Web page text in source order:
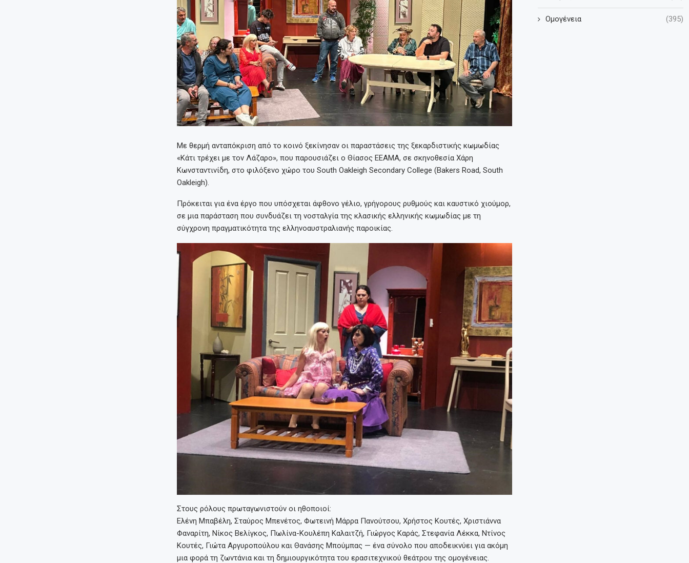
Με θερμή ανταπόκριση από το κοινό ξεκίνησαν οι παραστάσεις της ξεκαρδιστικής κωμωδίας
«Κάτι τρέχει με τον Λάζαρο», που παρουσιάζει ο Θίασος ΕΕΑΜΑ, σε σκηνοθεσία Χάρη
Κωνσταντινίδη, στο φιλόξενο χώρο του South Oakleigh Secondary College (Bakers Road, South
Oakleigh).
Πρόκειται για ένα έργο που υπόσχεται άφθονο γέλιο, γρήγορους ρυθμούς και καυστικό χιούμορ,
σε μια παράσταση που συνδυάζει τη νοσταλγία της κλασικής ελληνικής κωμωδίας με τη
σύγχρονη πραγματικότητα της ελληνοαυστραλιανής παροικίας.
Στους ρόλους πρωταγωνιστούν οι ηθοποιοί:
Ελένη Μπαβέλη, Σταύρος Μπενέτος, Φωτεινή Μάρρα Πανούτσου, Χρήστος Κουτές, Χριστιάννα
Φαναρίτη, Νίκος Βελίγκος, Πωλίνα-Κουλέπη Καλαιτζή, Γιώργος Καράς, Στεφανία Λέκκα, Ντίνος
Κουτές, Γιώτα Αργυροπούλου και Θανάσης Μπούμπας — ένα σύνολο που αποδεικνύει για ακόμη
μια φορά τη ζωντάνια και τη δημιουργικότητα του ερασιτεχνικού θεάτρου της ομογένειας.
Ομογένεια (395)